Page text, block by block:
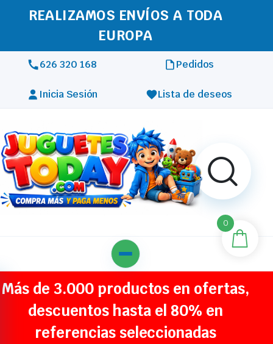
REALIZAMOS ENVÍOS A TODA
EUROPA
626 320 168 Pedidos
Inicia Sesión Lista de deseos
Más de 3.000 productos en ofertas,
descuentos hasta el 80% en
referencias seleccionadas
0